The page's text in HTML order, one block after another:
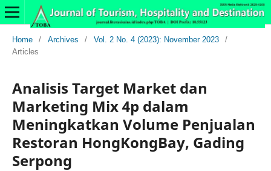
Home / Archives / Vol. 2 No. 4 (2023): November 2023
/
Articles
Analisis Target Market dan
Marketing Mix 4p dalam
Meningkatkan Volume Penjualan
Restoran HongKongBay, Gading
Serpong